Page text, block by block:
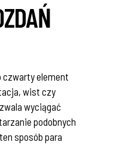
czwarty element
wist czy
wyciągać
podobnych
sposób para